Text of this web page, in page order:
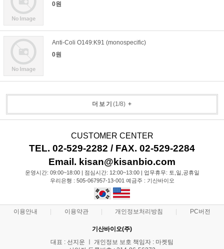
0원
Anti-Coli O149:K91 (monospecific)
0원
더보기 (1/8)+
CUSTOMER CENTER
TEL. 02-529-2282 / FAX. 02-529-2284
Email. kisan@kisanbio.com
운영시간: 09:00~18:00 | 점심시간: 12:00~13:00 | 업무휴무: 토,일,공휴일
우리은행 : 505-067957-13-001 예금주 : 기산바이오
이용안내 이용약관 개인정보처리방침 PC버전
기산바이오(주)
대표 : 선지운 ㅣ 개인정보 보호 책임자 : 마켓팀